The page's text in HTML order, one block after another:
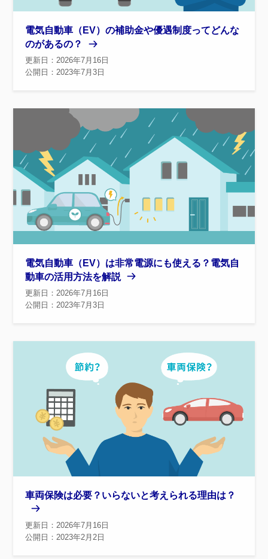
電気自動車（EV）の補助金や優遇制度ってどんな
のがあるの？
更新日：2026年7月16日
公開日：2023年7月3日
電気自動車（EV）は非常電源にも使える？電気自
動車の活用方法を解説
更新日：2026年7月16日
公開日：2023年7月3日
車両保険は必要？いらないと考えられる理由は？
更新日：2026年7月16日
公開日：2023年2月2日